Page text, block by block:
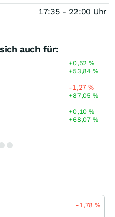
17:35 - 22:00 Uhr
auch für:
+0,52%
+53,84%
-1,27%
+87,05%
+0,10%
+68,07%
-1,78%